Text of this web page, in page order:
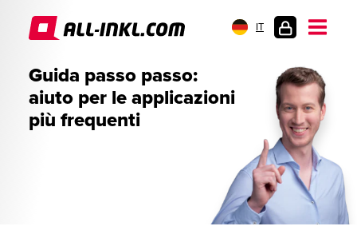
IT
CLIENTI
Guida passo passo:
aiuto per le applicazioni
più frequenti